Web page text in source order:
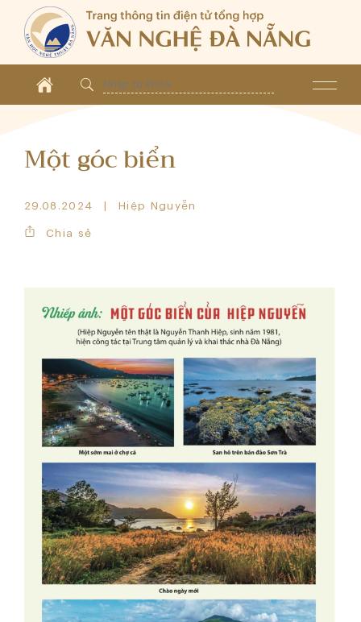
Một góc biển
29.08.2024 Hiệp Nguyễn
Chia sẻ